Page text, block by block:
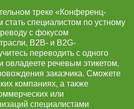
треке «Конференц-
стать специалистом по устному
с фокусом
B2B- и B2G-
переводить с одного
овладеете речевым этикетом,
заказчика. Сможете
компаниях, а также
или
специалистами